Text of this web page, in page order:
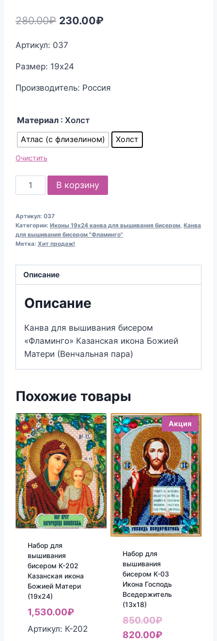
280.00₽ Первоначальная
составляла
280.00₽.
230.00₽
Артикул: 037
Размер: 19х24
Производитель: Россия
Материал : Холст
Атлас (с флизелином)
Холст
Очистить
Количество
товара
для
вышивания
бисером
Икона
БМ
"Казанская"
фон)
(19х24)
В корзину
Артикул: 037
Категории: Иконы 19х24 канва для вышивания бисером Канва
для вышивания бисером "Фламинго"
Метка: Хит продаж!
Описание
Описание
Канва для вышивания бисером
«Фламинго» Казанская икона Божией
Матери (Венчальная пара)
Похожие товары
Набор для
вышивания
бисером К-202
Казанская икона
Божией Матери
(19х24)
1,530.00₽
Артикул: К-202
Акция
Набор для
вышивания
бисером К-03
Икона Господь
Вседержитель
(13х18)
850.00₽
цена
820.00₽Текущая